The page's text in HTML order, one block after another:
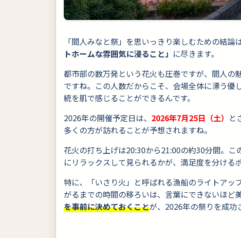
「間人みなと祭」を思いっきり楽しむための結論は
トホームな雰囲気に浸ること」 に尽きます。
都市部の数万発という花火も圧巻ですが、間人
ですね。この人数だからこそ、会場全体に漂う
統を肌で感じることができるんです。
2026年の開催予定日は、 2026年7月25日（土） と
多くの方が訪れることが予想されますね。
花火の打ち上げは20:30から21:00の約30分間。
にリラックスして見られるかが、満足度を分ける
特に、「いさり火」と呼ばれる漁船のライトア
がるまでの時間の移ろいは、言葉にできないほど
を事前に決めておくことが、2026年の祭りを成功